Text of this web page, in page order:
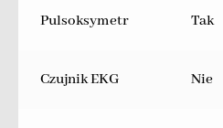
Pulsoksymetr Tak
Czujnik EKG Nie